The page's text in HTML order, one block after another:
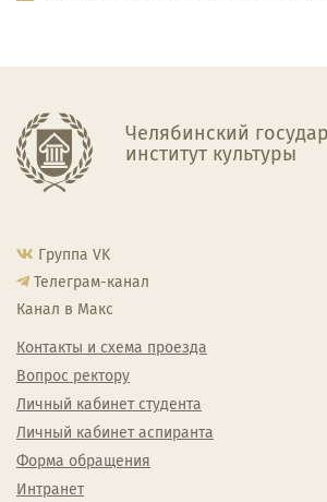
Челябинский
институт культуры
Группа VK
Телеграм-канал
Канал в Макс
Контакты и схема проезда
Вопрос ректору
Личный кабинет студента
Личный кабинет аспиранта
Форма обращения
Интранет